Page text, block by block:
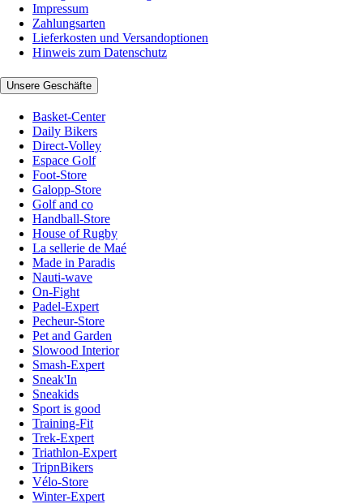
Impressum
Zahlungsarten
Lieferkosten und Versandoptionen
Hinweis zum Datenschutz
Unsere Geschäfte
Basket-Center
Daily Bikers
Direct-Volley
Espace Golf
Foot-Store
Galopp-Store
Golf and co
Handball-Store
House of Rugby
La sellerie de Maé
Made in Paradis
Nauti-wave
On-Fight
Padel-Expert
Pecheur-Store
Pet and Garden
Slowood Interior
Smash-Expert
Sneak'In
Sneakids
Sport is good
Training-Fit
Trek-Expert
Triathlon-Expert
TripnBikers
Vélo-Store
Winter-Expert